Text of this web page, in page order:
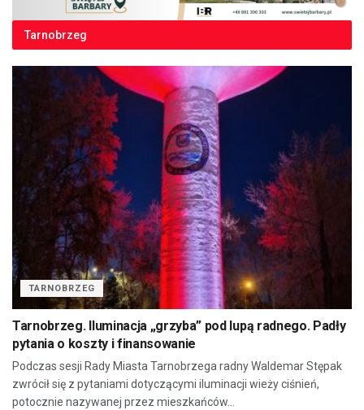
Tarnobrzeg
TARNOBRZEG
Tarnobrzeg. Iluminacja „grzyba” pod lupą radnego. Padły
pytania o koszty i finansowanie
Podczas sesji Rady Miasta Tarnobrzega radny Waldemar Stępak
zwrócił się z pytaniami dotyczącymi iluminacji wieży ciśnień,
potocznie nazywanej przez mieszkańców...